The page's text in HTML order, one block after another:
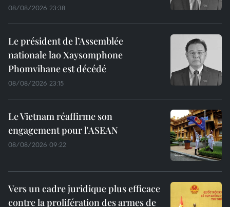
08/08/2026 23:38
Le président de l’Assemblée
nationale lao Xaysomphone
Phomvihane est décédé
08/08/2026 23:15
Le Vietnam réaffirme son
engagement pour l'ASEAN
08/08/2026 09:22
Vers un cadre juridique plus efficace
contre la prolifération des armes de